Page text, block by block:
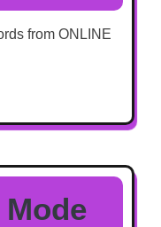
from ONLINE